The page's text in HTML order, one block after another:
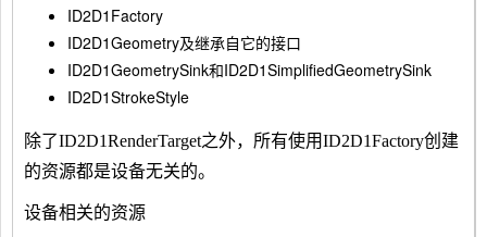
ID2D1Factory
ID2D1Geometry及继承自它的接口
ID2D1GeometrySink和ID2D1SimplifiedGeometrySink
ID2D1StrokeStyle
除了ID2D1RenderTarget之外，所有使用ID2D1Factory创建
的资源都是设备无关的。
设备相关的资源